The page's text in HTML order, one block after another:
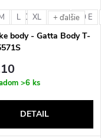
80 C 80 D 80 E
L XL + ďalšie
body - Gatta Body T-
>6 ks
DETAIL